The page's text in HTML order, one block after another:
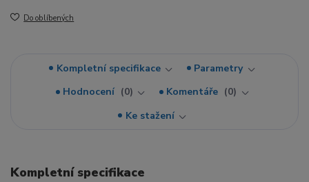
Do oblíbených
Kompletní specifikace
Parametry
Hodnocení
0 Komentáře
0
Ke stažení
Kompletní specifikace